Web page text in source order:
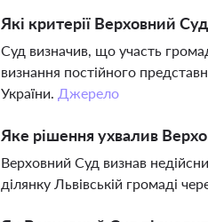
Які критерії Верховний
Суд визначив, що участь
визнання постійного
України. Джерело
Яке рішення ухвалив
Верховний Суд визнав
ділянку Львівській громаді